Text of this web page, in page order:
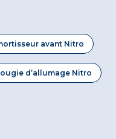
avant Nitro
d’allumage Nitro